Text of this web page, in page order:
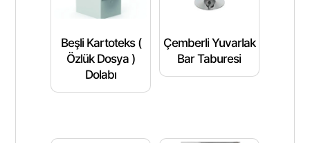
Beşli Kartoteks (
Özlük Dosya )
Dolabı
Çemberli Yuvarlak
Bar Taburesi